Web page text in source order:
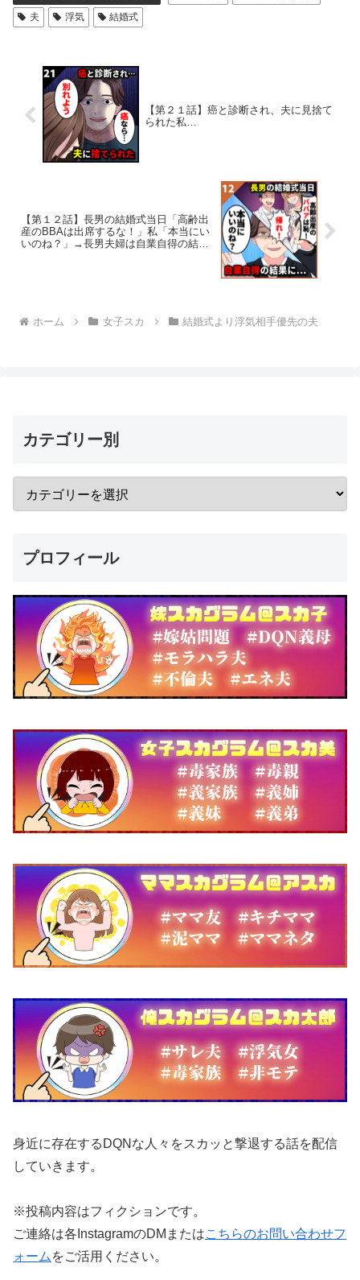
夫
浮気 結婚式
【第２１話】癌と診断され、夫に見捨て
られた私…
【第１２話】長男の結婚式当日「高齢出
産のBBAは出席するな！」私「本当にい
いのね？」→長男夫婦は自業自得の結末
ホーム 女子スカ 結婚式より浮気相手優先の夫
カテゴリー別
プロフィール
身近に存在するDQNな人々をスカッと撃退する話を配信
していきます。
※投稿内容はフィクションです。
ご連絡は各InstagramのDMまたはこちらのお問い合わせフ
ォーム をご活用ください。